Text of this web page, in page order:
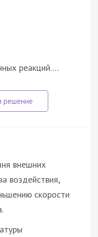
реакций.…
внешних
воздействия,
скорости